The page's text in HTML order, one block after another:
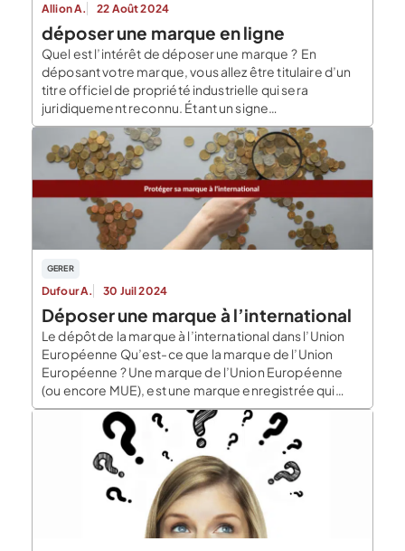
Allion A. 22 Août 2024
déposer une marque en ligne
Quel est l’intérêt de déposer une marque ? En
déposant votre marque, vous allez être titulaire d’un
titre officiel de propriété industrielle qui sera
juridiquement reconnu. Étant un signe
d’identification, la marque permet aux
consommateurs de distinguer les produits et/ou les
services proposés par une entreprise. Ce signe doit
permettre aux consommateurs d’identifier l’objet de
[…]
GERER
Dufour A. 30 Juil 2024
Déposer une marque à l’international
Le dépôt de la marque à l’international dans l’Union
Européenne Qu’est-ce que la marque de l’Union
Européenne ? Une marque de l’Union Européenne
(ou encore MUE), est une marque enregistrée qui
produit des effets sur l’ensemble du territoire de
l’Union Européenne. Ce qui se distingue d’une
protection de marque nationale, qui ne va produire